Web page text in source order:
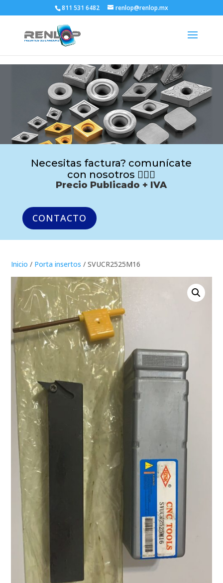
811 531 6482 renlop@renlop.mx
Necesitas factura? comunícate
con nosotros 🙋🏻‍♂️
Precio Publicado + IVA
CONTACTO
Inicio / Porta insertos / SVUCR2525M16